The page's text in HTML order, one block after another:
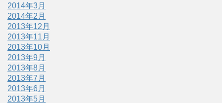
2014年3月
2014年2月
2013年12月
2013年11月
2013年10月
2013年9月
2013年8月
2013年7月
2013年6月
2013年5月